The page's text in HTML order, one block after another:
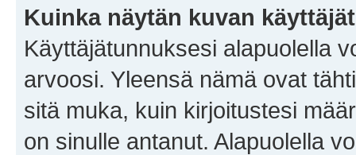
Kuinka näytän kuvan
Käyttäjätunnuksesi alapuolella
arvoosi. Yleensä nämä ovat
sitä muka, kuin kirjoitustesi
on sinulle antanut. Alapuolella